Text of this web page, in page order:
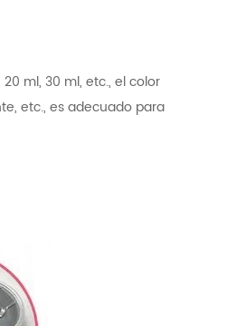
ml, 30 ml, etc., el color
etc., es adecuado para